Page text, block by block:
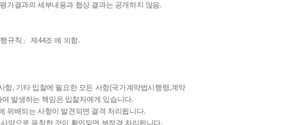
가결과의 세부내용과 협상 결과는 공개하지 않음.
규칙」 제44조 에 의함.
, 기타 입찰에 필요한 모든 사항(국가계약법시행령,계약
발생하는 책임은 입찰자에게 있습니다.
위배되는 사항이 발견되면 결격 처리됩니다.
양으로 응찰한 것이 확인되면 부적격 처리됩니다.